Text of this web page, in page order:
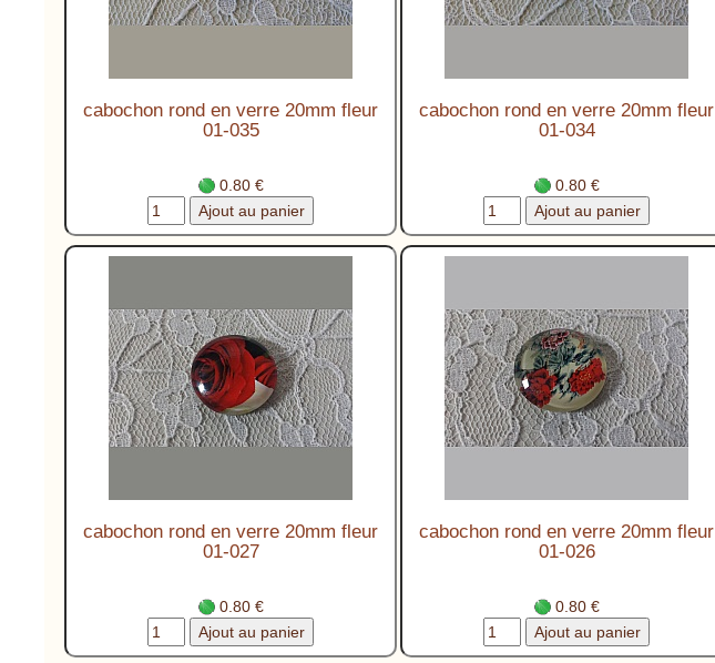
cabochon rond en verre 20mm fleur
01-035
0.80 €
cabochon rond en verre 20mm fleur
01-034
0.80 €
cabochon rond en verre 20mm fleur
01-027
0.80 €
cabochon rond en verre 20mm fleur
01-026
0.80 €